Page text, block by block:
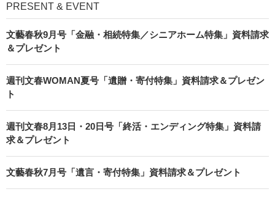
PRESENT & EVENT
文藝春秋9月号「金融・相続特集／シニアホーム特集」資料請求
＆プレゼント
週刊文春WOMAN夏号「遺贈・寄付特集」資料請求＆プレゼン
ト
週刊文春8月13日・20日号「終活・エンディング特集」資料請
求＆プレゼント
文藝春秋7月号「遺言・寄付特集」資料請求＆プレゼント